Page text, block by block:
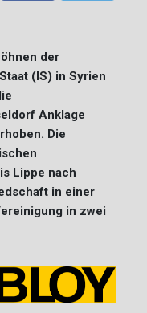
der
(IS) in Syrien
Anklage
Die
Lippe nach
in einer
in zwei